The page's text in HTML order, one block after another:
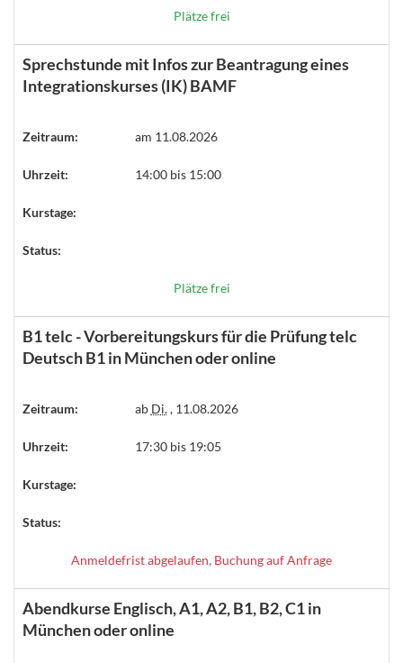
Plätze frei
Sprechstunde mit Infos zur Beantragung eines
Integrationskurses (IK) BAMF
Zeitraum: am 11.08.2026
Uhrzeit: 14:00 bis 15:00
Kurstage:
Status:
Plätze frei
B1 telc - Vorbereitungskurs für die Prüfung telc
Deutsch B1 in München oder online
Zeitraum: ab Di., 11.08.2026
Uhrzeit: 17:30 bis 19:05
Kurstage:
Status:
Anmeldefrist abgelaufen, Buchung auf Anfrage
Abendkurse Englisch, A1, A2, B1, B2, C1 in
München oder online